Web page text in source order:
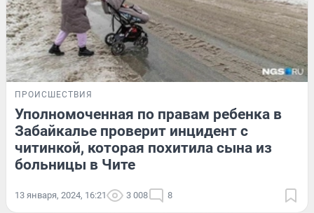
ПРОИСШЕСТВИЯ
Уполномоченная по правам ребенка в
Забайкалье проверит инцидент с
читинкой, которая похитила сына из
больницы в Чите
13 января, 2024, 16:21 3 008 8